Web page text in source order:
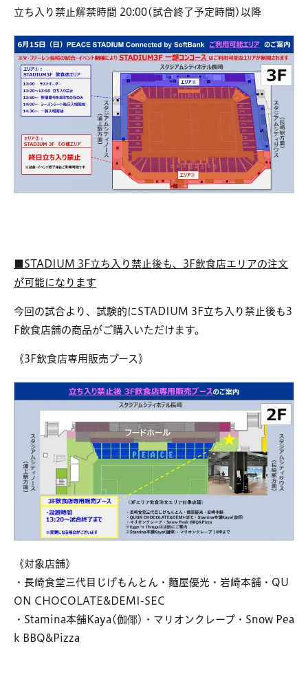
立ち入り禁止解禁時間 20:00(試合終了予定時間)以降
■STADIUM 3F立ち入り禁止後も、3F飲食店エリアの注文
が可能になります
今回の試合より、試験的にSTADIUM 3F立ち入り禁止後も3
F飲食店舗の商品がご購入いただけます。
《3F飲食店専用販売ブース》
《対象店舗》
・長崎食堂三代目じげもんとん・麵屋優光・岩崎本舗・QU
ON CHOCOLATE&DEMI-SEC
・Stamina本舗Kaya(伽倻)・マリオンクレープ・Snow Pea
k BBQ&Pizza